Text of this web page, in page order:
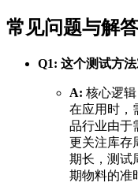
常见问题与解
Q1: 这个测试方
A: 核心逻
在应用时，
品行业由于
更关注库存
期长，测试
期物料的准